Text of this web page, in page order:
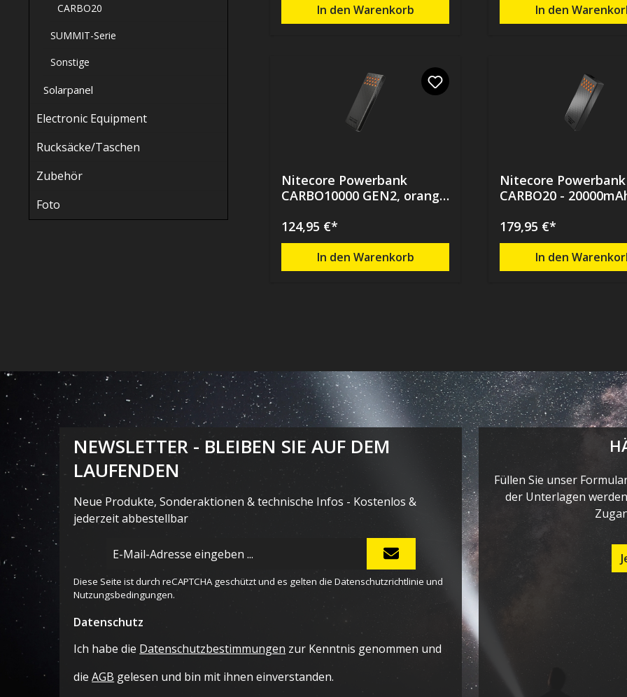
CARBO20
SUMMIT-Serie
Sonstige
Solarpanel
Electronic Equipment
Rucksäcke/Taschen
Zubehör
Foto
In den Warenkorb In den
Nitecore Powerbank
CARBO10000 GEN2, orange
124,95 €*
In den Warenkorb
Nitecore Powerbank
CARBO20 - 20000mAh,
179,95 €*
In den
NEWSLETTER - BLEIBEN SIE AUF DEM
LAUFENDEN
Neue Produkte, Sonderaktionen & technische Infos - Kostenlos &
jederzeit abbestellbar
Mail-
Adresse
*
Diese Seite ist durch reCAPTCHA geschützt und es gelten dieDatenschutzrichtlinie und
Nutzungsbedingungen.
Datenschutz
Ich habe die Datenschutzbestimmungen zur Kenntnis genommen und
dieAGB gelesen und bin mit ihnen einverstanden.
Füllen Sie unser
der Unterlagen